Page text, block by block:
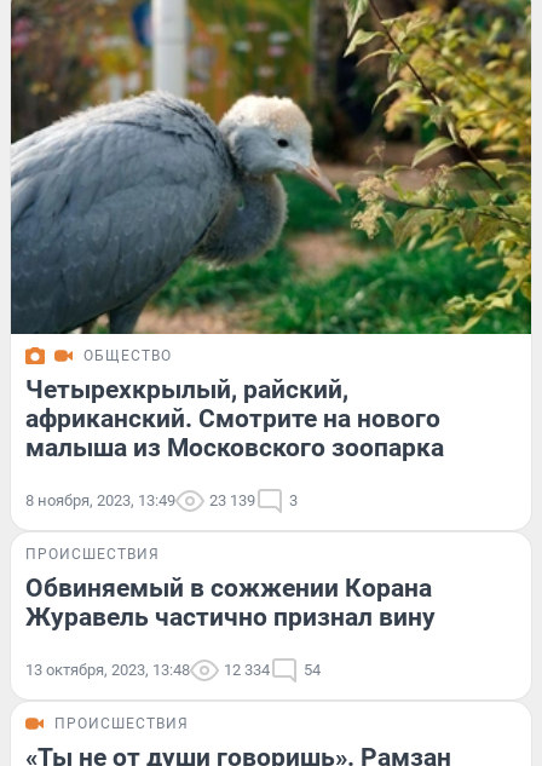
ОБЩЕСТВО
Четырехкрылый, райский,
африканский. Смотрите на нового
малыша из Московского зоопарка
8 ноября, 2023, 13:49 23 139 3
ПРОИСШЕСТВИЯ
Обвиняемый в сожжении Корана
Журавель частично признал вину
13 октября, 2023, 13:48 12 334 54
ПРОИСШЕСТВИЯ
«Ты не от души говоришь». Рамзан